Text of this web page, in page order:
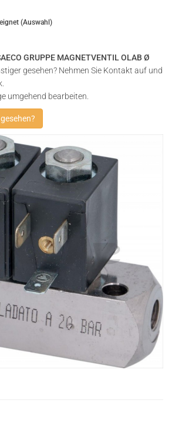
(Auswahl)
GRUPPE MAGNETVENTIL OLAB Ø
gesehen? Nehmen Sie Kontakt auf und
umgehend bearbeiten.